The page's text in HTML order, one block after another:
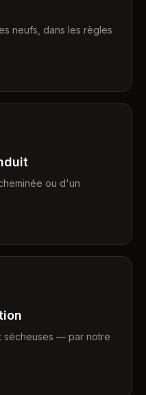
neufs, dans les règles
ou d'un
sécheuses — par notre